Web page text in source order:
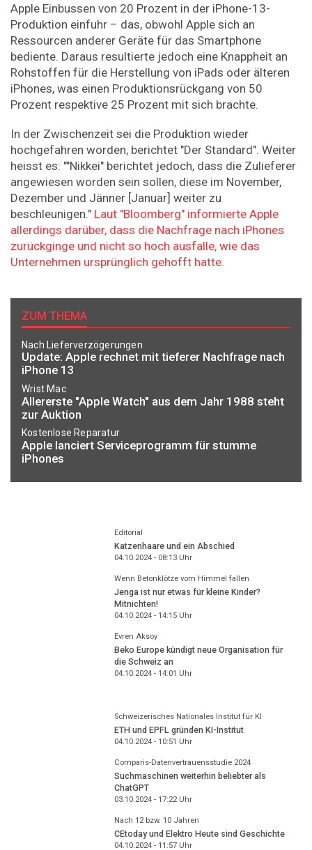
Apple Einbussen von 20 Prozent in der iPhone-13-
Produktion einfuhr – das, obwohl Apple sich an
Ressourcen anderer Geräte für das Smartphone
bediente. Daraus resultierte jedoch eine Knappheit an
Rohstoffen für die Herstellung von iPads oder älteren
iPhones, was einen Produktionsrückgang von 50
Prozent respektive 25 Prozent mit sich brachte.
In der Zwischenzeit sei die Produktion wieder
hochgefahren worden, berichtet "Der Standard". Weiter
heisst es: ""Nikkei" berichtet jedoch, dass die Zulieferer
angewiesen worden sein sollen, diese im November,
Dezember und Jänner [Januar] weiter zu
beschleunigen." Laut "Bloomberg" informierte Apple
allerdings darüber, dass die Nachfrage nach iPhones
zurückginge und nicht so hoch ausfalle, wie das
Unternehmen ursprünglich gehofft hatte.
ZUM THEMA
Nach Lieferverzögerungen
Update: Apple rechnet mit tieferer Nachfrage nach
iPhone 13
Wrist Mac
Allererste "Apple Watch" aus dem Jahr 1988 steht
zur Auktion
Kostenlose Reparatur
Apple lanciert Serviceprogramm für stumme
iPhones
Editorial
Katzenhaare und ein Abschied
04.10.2024 - 08:13Uhr
Wenn Betonklötze vom Himmel fallen
Jenga ist nur etwas für kleine Kinder?
Mitnichten!
04.10.2024 - 14:15Uhr
Evren Aksoy
Beko Europe kündigt neue Organisation für
die Schweiz an
04.10.2024 - 14:01 Uhr
Schweizerisches Nationales Institut für KI
ETH und EPFL gründen KI-Institut
04.10.2024 - 10:51 Uhr
Comparis-Datenvertrauensstudie 2024
Suchmaschinen weiterhin beliebter als
ChatGPT
03.10.2024 - 17:22Uhr
Nach 12 bzw. 10 Jahren
CEtoday und Elektro Heute sind Geschichte
04.10.2024 - 11:57Uhr